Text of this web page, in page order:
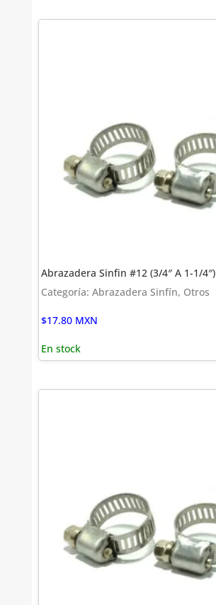
Abrazadera Sinfin #12 (3/4″ A 1-1/4″)
Categoría: Abrazadera Sinfín, Otros
$17.80 MXN
En stock